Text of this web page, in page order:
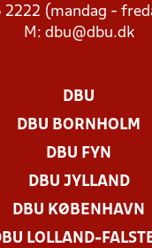
2222 (mandag -
M: dbu@dbu.dk
DBU
DBU BORNHOLM
DBU FYN
DBU JYLLAND
DBU KØBENHAVN
LOLLAND-